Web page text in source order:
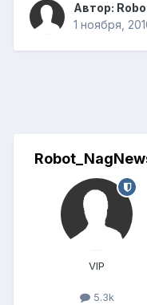
Автор:
1 ноября,
VIP
5.3k